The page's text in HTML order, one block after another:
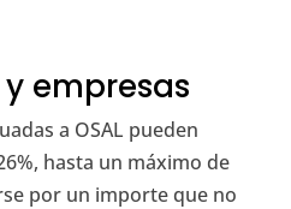
empresas
a OSAL pueden
hasta un máximo de
por un importe que no